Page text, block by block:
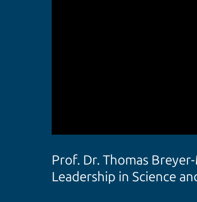
Prof. Dr. Thomas
Leadership in Science